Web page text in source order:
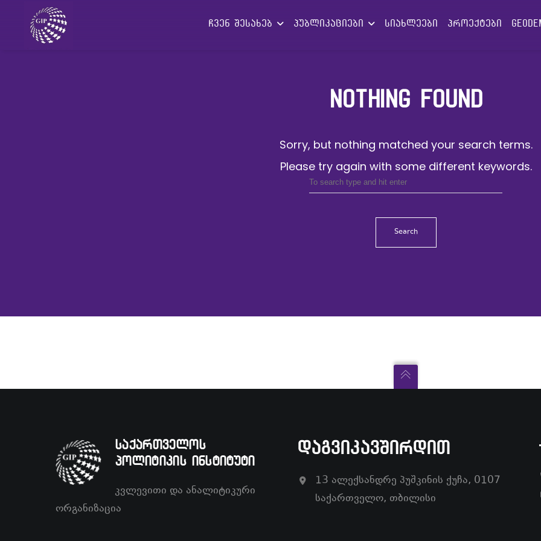
ჩვენ შესახებ პუბლიკაციები სიახლეები პროექტები
NOTHING FOUND
Sorry, but nothing matched your search terms.
Please try again with some different keywords.
Search
საქართველოს
პოლიტიკის ინსტიტუტი
კვლევითი და ანალიტიკური
ორგანიზაცია
ᲓᲐᲒᲕᲘᲙᲐᲕᲨᲘᲠᲓᲘᲗ
13 ალექსანდრე პუშკინის ქუჩა, 0107
საქართველო, თბილისი